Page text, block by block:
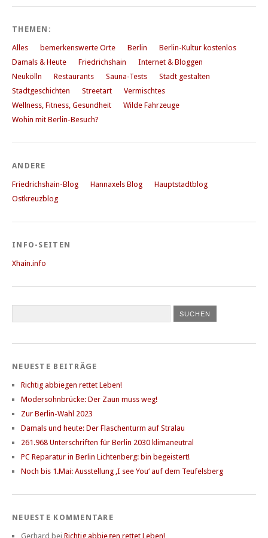
THEMEN:
Alles bemerkenswerte Orte Berlin
Berlin-Kultur kostenlos
Damals & Heute
Friedrichshain
Internet & Bloggen
Neukölln
Restaurants Sauna-Tests
Stadt gestalten
Stadtgeschichten
Streetart
Vermischtes
Wellness, Fitness, Gesundheit
Wilde Fahrzeuge
Wohin mit Berlin-Besuch?
ANDERE
Friedrichshain-Blog Hannaxels Blog
Hauptstadtblog
Ostkreuzblog
INFO-SEITEN
Xhain.info
NEUESTE BEITRÄGE
Richtig abbiegen rettet Leben!
Modersohnbrücke: Der Zaun muss weg!
Zur Berlin-Wahl 2023
Damals und heute: Der Flaschenturm auf Stralau
261.968 Unterschriften für Berlin 2030 klimaneutral
PC Reparatur in Berlin Lichtenberg: bin begeistert!
Noch bis 1.Mai: Ausstellung ‚I see You‘ auf dem Teufelsberg
NEUESTE KOMMENTARE
Gerhard bei Richtig abbiegen rettet Leben!